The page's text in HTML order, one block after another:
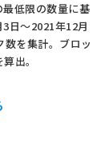
低限の数量に基
⽇〜2021年12⽉
を集計。ブロッ
出。